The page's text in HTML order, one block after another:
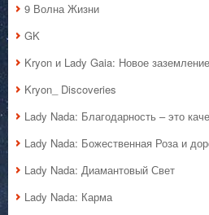
9 Волна Жизни
GK
Kryon и Lady Gaia: Новое заземление
Kryon_ Discoveries
Lady Nada: Благодарность – это
Lady Nada: Божественная Роза и
Lady Nada: Диамантовый Свет
Lady Nada: Карма